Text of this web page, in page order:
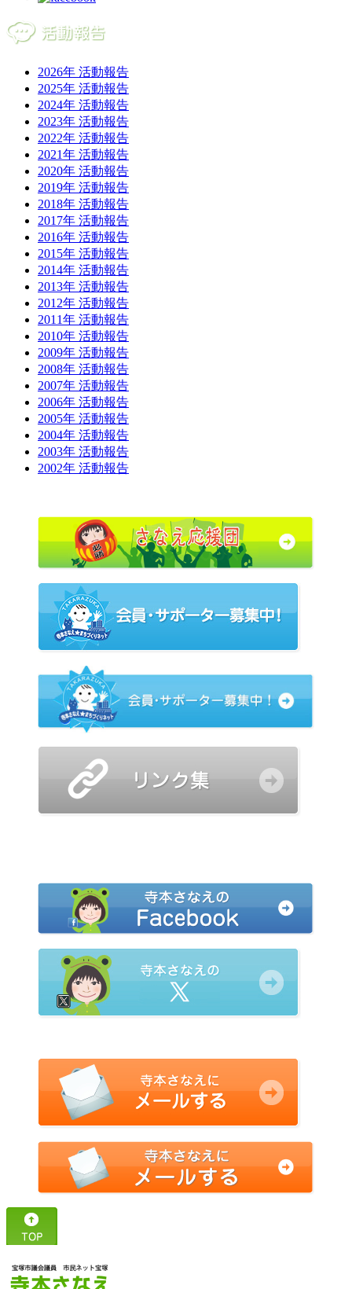
2026年 活動報告
2025年 活動報告
2024年 活動報告
2023年 活動報告
2022年 活動報告
2021年 活動報告
2020年 活動報告
2019年 活動報告
2018年 活動報告
2017年 活動報告
2016年 活動報告
2015年 活動報告
2014年 活動報告
2013年 活動報告
2012年 活動報告
2011年 活動報告
2010年 活動報告
2009年 活動報告
2008年 活動報告
2007年 活動報告
2006年 活動報告
2005年 活動報告
2004年 活動報告
2003年 活動報告
2002年 活動報告